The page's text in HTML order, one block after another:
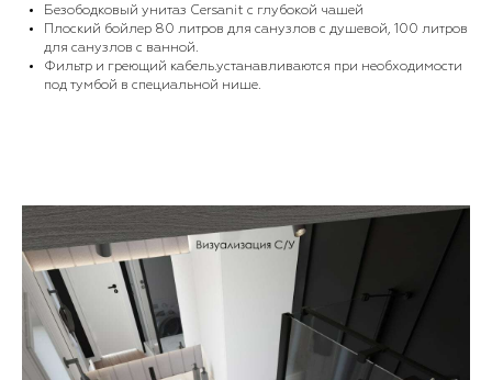
Безободковый унитаз Cersanit с глубокой чашей
Плоский бойлер 80 литров для санузлов с душевой, 100 литров
для санузлов с ванной.
Фильтр и греющий кабель.устанавливаются при необходимости
под тумбой в специальной нише.